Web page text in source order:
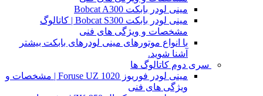
مینی لودر بابکت Bobcat A300
مینی لودر بابکت Bobcat S300 | کاتالوگ
مشخصات و ویژگی های فنی
با انواع موتورهای مینی لودرهای بابکت بیشتر
آشنا شوید.
سری دوم کاتالوگ ها
مینی لودر فوریوز Foruse UZ 1020 | مشخصات و
ویژگی های فنی